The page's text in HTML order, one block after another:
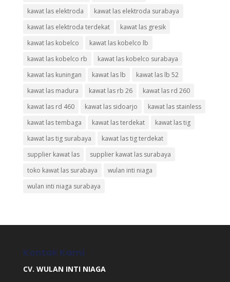
kawat las elektroda
kawat las elektroda surabaya
kawat las elektroda terdekat
kawat las gresik
kawat las kobelco
kawat las kobelco lb
kawat las kobelco rb
kawat las kobelco surabaya
kawat las kuningan
kawat las lb
kawat las lb 52
kawat las madura
kawat las rb 26
kawat las rd 260
kawat las rd 460
kawat las sidoarjo
kawat las stainless
kawat las tembaga
kawat las terdekat
kawat las tig
kawat las tig surabaya
kawat las tig terdekat
supplier kawat las
supplier kawat las surabaya
toko kawat las surabaya
wulan inti niaga
wulan inti niaga surabaya
Kontak Kami
CV. WULAN INTI NIAGA